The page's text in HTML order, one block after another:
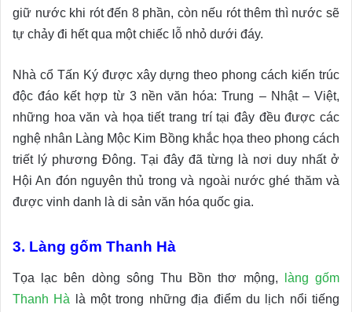
giữ nước khi rót đến 8 phần, còn nếu rót thêm thì nước sẽ
tự chảy đi hết qua một chiếc lỗ nhỏ dưới đáy.
Nhà cổ Tấn Ký được xây dựng theo phong cách kiến trúc
độc đáo kết hợp từ 3 nền văn hóa: Trung – Nhật – Việt,
những hoa văn và họa tiết trang trí tại đây đều được các
nghệ nhân Làng Mộc Kim Bồng khắc họa theo phong cách
triết lý phương Đông. Tại đây đã từng là nơi duy nhất ở
Hội An đón nguyên thủ trong và ngoài nước ghé thăm và
được vinh danh là di sản văn hóa quốc gia.
3. Làng gốm Thanh Hà
Tọa lạc bên dòng sông Thu Bồn thơ mộng,
làng gốm
Thanh Hà là một trong những địa điểm du lịch nổi tiếng